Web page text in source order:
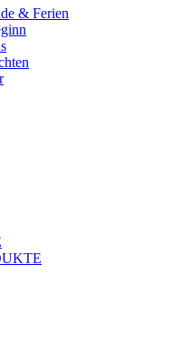
& Ferien